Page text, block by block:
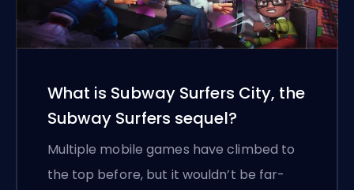
What is Subway Surfers City, the
Subway Surfers sequel?
Multiple mobile games have climbed to
the top before, but it wouldn’t be far-